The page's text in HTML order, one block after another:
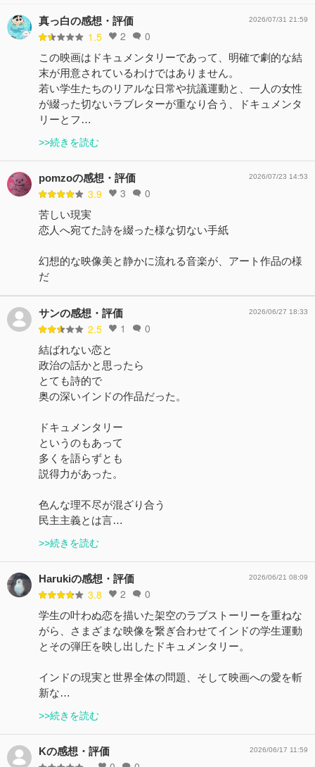
真っ白の感想・評価
1.5 2 0
2026/07/31 21:59
この映画はドキュメンタリーであって、明確で劇的な結
末が用意されているわけではありません。
若い学生たちのリアルな日常や抗議運動と、一人の女性
が綴った切ないラブレターが重なり合う、ドキュメンタ
リーとフ…
>>続きを読む
pomzoの感想・評価
3.9 3 0
2026/07/23 14:53
苦しい現実
恋人へ宛てた詩を綴った様な切ない手紙
幻想的な映像美と静かに流れる音楽が、アート作品の様
だ
サンの感想・評価
2.5 1 0
2026/06/27 18:33
結ばれない恋と
政治の話かと思ったら
とても詩的で
奥の深いインドの作品だった。
ドキュメンタリー
というのもあって
多くを語らずとも
説得力があった。
色んな理不尽が混ざり合う
民主主義とは言…
>>続きを読む
Harukiの感想・評価
3.8 2 0
2026/06/21 08:09
学生の叶わぬ恋を描いた架空のラブストーリーを重ねな
がら、さまざまな映像を繋ぎ合わせてインドの学生運動
とその弾圧を映し出したドキュメンタリー。
インドの現実と世界全体の問題、そして映画への愛を斬
新な…
>>続きを読む
Kの感想・評価 2026/06/17 11:59